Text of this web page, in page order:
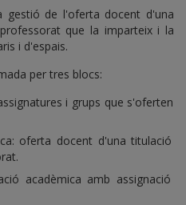
gestió de l'oferta docent d'una
que la imparteix i la
i d'espais.
per tres blocs:
i grups que s'oferten
oferta docent d'una titulació
acadèmica amb assignació